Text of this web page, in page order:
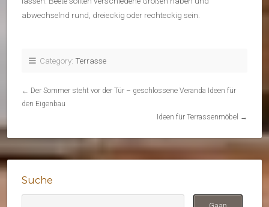
abwechselnd rund, dreieckig oder rechteckig sein.
Category: Terrasse
← Der Sommer steht vor der Tür – geschlossene Veranda Ideen für
den Eigenbau
Ideen für Terrassenmöbel →
Suche